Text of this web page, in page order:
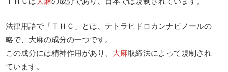
法律用語で「ＴＨＣ」とは、テトラヒドロカンナビノールの
略で、大麻の成分の一つです。
この成分には精神作用があり、 大麻取締法によって規制され
ています。